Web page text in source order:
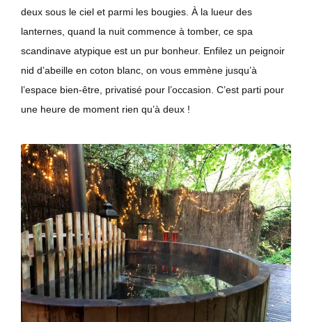
deux sous le ciel et parmi les bougies. À la lueur des
lanternes, quand la nuit commence à tomber, ce spa
scandinave atypique est un pur bonheur. Enfilez un peignoir
nid d’abeille en coton blanc, on vous emmène jusqu’à
l’espace bien-être, privatisé pour l’occasion. C’est parti pour
une heure de moment rien qu’à deux !